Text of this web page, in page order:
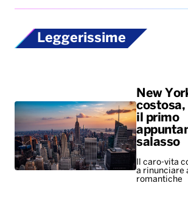
Leggerissime
New
costosa,
il primo
salasso
Il caro-vita
a rinunciare
romantiche